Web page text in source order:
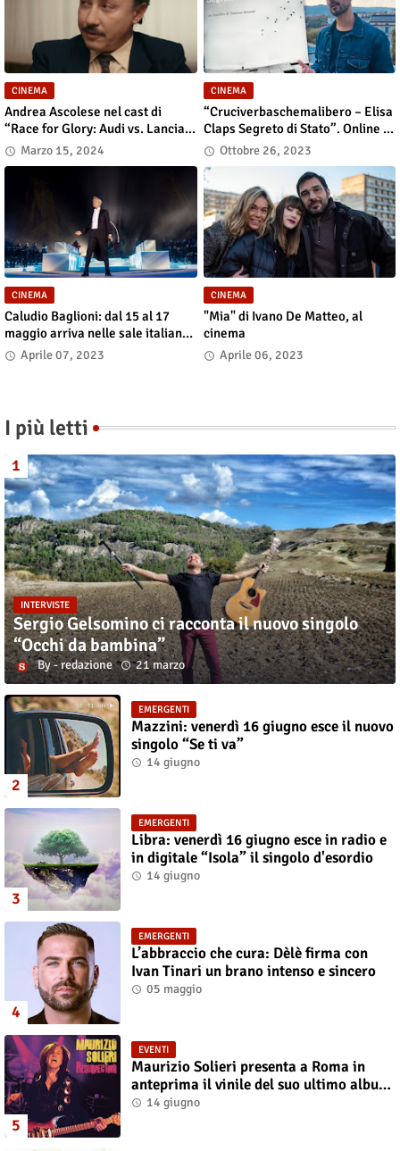
CINEMA
Andrea Ascolese nel cast di
“Race for Glory: Audi vs. Lancia”
al cinema dal 14 marzo
Marzo 15, 2024
CINEMA
“Cruciverbaschemalibero – Elisa
Claps Segreto di Stato”. Online il
docu-film
Ottobre 26, 2023
CINEMA
Caludio Baglioni: dal 15 al 17
maggio arriva nelle sale italiane
"TUTTI SU! Buon compleanno
Claudio"
Aprile 07, 2023
CINEMA
"Mia" di Ivano De Matteo, al
cinema
Aprile 06, 2023
I più letti
INTERVISTE
Sergio Gelsomino ci racconta il nuovo singolo
“Occhi da bambina”
redazione 21 marzo
EMERGENTI
Mazzini: venerdì 16 giugno esce il nuovo
singolo “Se ti va”
14 giugno
EMERGENTI
Libra: venerdì 16 giugno esce in radio e
in digitale “Isola” il singolo d'esordio
14 giugno
EMERGENTI
L’abbraccio che cura: Dèlè firma con
Ivan Tinari un brano intenso e sincero
05 maggio
EVENTI
Maurizio Solieri presenta a Roma in
anteprima il vinile del suo ultimo album
“Resurrection”
14 giugno